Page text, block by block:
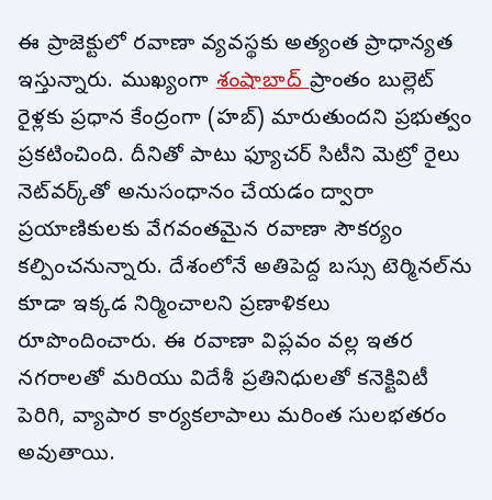
ఈ ప్రాజెక్టులో రవాణా వ్యవస్థకు అత్యంత ప్రాధాన్యత
ఇస్తున్నారు. ముఖ్యంగాశంషాబాద్ప్రాంతం బుల్లెట్
రైళ్లకు ప్రధాన కేంద్రంగా (హబ్) మారుతుందని ప్రభుత్వం
ప్రకటించింది. దీనితో పాటు ఫ్యూచర్ సిటీని మెట్రో రైలు
నెట్‌వర్క్‌తో అనుసంధానం చేయడం ద్వారా
ప్రయాణికులకు వేగవంతమైన రవాణా సౌకర్యం
కల్పించనున్నారు. దేశంలోనే అతిపెద్ద బస్సు టెర్మినల్‌ను
కూడా ఇక్కడ నిర్మించాలని ప్రణాళికలు
రూపొందించారు. ఈ రవాణా విప్లవం వల్ల ఇతర
నగరాలతో మరియు విదేశీ ప్రతినిధులతో కనెక్టివిటీ
పెరిగి, వ్యాపార కార్యకలాపాలు మరింత సులభతరం
అవుతాయి.